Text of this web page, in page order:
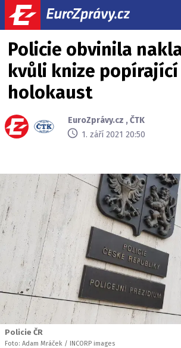
Policie obvinila
kvůli knize popírající
holokaust
EuroZprávy.cz ,ČTK
1. září 2021 20:50
Policie ČR
Foto: Adam Mráček / INCORP images